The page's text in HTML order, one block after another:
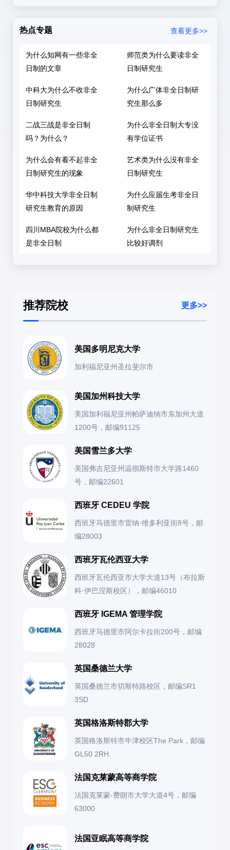
热点专题
为什么知网有一些非全
日制的文章
师范类为什么要读非全
日制研究生
中科大为什么不收非全
日制研究生
为什么广体非全日制研
究生那么多
二战三战是非全日制
吗？为什么？
为什么非全日制大专没
有学位证书
为什么会有看不起非全
日制研究生的现象
艺术类为什么没有非全
日制研究生
华中科技大学非全日制
研究生教育的原因
为什么应届生考非全日
制研究生
四川MBA院校为什么都
是非全日制
为什么非全日制研究生
比较好调剂
查看更多>>
推荐院校 更多>>
美国多明尼克大学
加利福尼亚州圣拉斐尔市
美国加州科技大学
美国加利福尼亚州帕萨迪纳市东加州大道
1200号，邮编91125
美国雪兰多大学
美国弗吉尼亚州温彻斯特市大学路1460
号，邮编22601
西班牙 CEDEU 学院
西班牙马德里市雷纳·维多利亚街8号，邮
编28003
西班牙瓦伦西亚大学
西班牙瓦伦西亚市大学大道13号（布拉斯
科·伊巴涅斯校区），邮编46010
西班牙 IGEMA 管理学院
西班牙马德里市阿尔卡拉街200号，邮编
28028
英国桑德兰大学
英国桑德兰市切斯特路校区，邮编SR1
3SD
英国格洛斯特郡大学
英国格洛斯特市牛津校区The Park，邮编
GL50 2RH
法国克莱蒙高等商学院
法国克莱蒙-费朗市大学大道4号，邮编
63000
法国亚眠高等商学院